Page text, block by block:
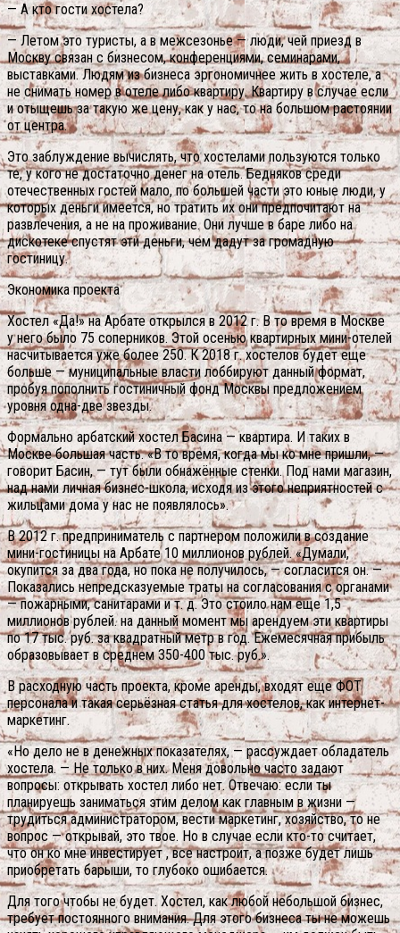
— А кто гости хостела?
— Летом это туристы, а в межсезонье — люди, чей приезд в
Москву связан с бизнесом, конференциями, семинарами,
выставками. Людям из бизнеса эргономичнее жить в хостеле, а
не снимать номер в отеле либо квартиру. Квартиру в случае если
и отыщешь за такую же цену, как у нас, то на большом растоянии
от центра.
Это заблуждение вычислять, что хостелами пользуются только
те, у кого не достаточно денег на отель. Бедняков среди
отечественных гостей мало, по большей части это юные люди, у
которых деньги имеется, но тратить их они предпочитают на
развлечения, а не на проживание. Они лучше в баре либо на
дискотеке спустят эти деньги, чем дадут за громадную
гостиницу.
Экономика проекта
Хостел «Да!» на Арбате открылся в 2012 г. В то время в Москве
у него было 75 соперников. Этой осенью квартирных мини-отелей
насчитывается уже более 250. К 2018 г. хостелов будет еще
больше — муниципальные власти лоббируют данный формат,
пробуя пополнить гостиничный фонд Москвы предложением
уровня одна-две звезды.
Формально арбатский хостел Басина — квартира. И таких в
Москве большая часть. «В то время, когда мы ко мне пришли, —
говорит Басин, — тут были обнажённые стенки. Под нами магазин,
над нами личная бизнес-школа, исходя из этого неприятностей с
жильцами дома у нас не появлялось».
В 2012 г. предприниматель с партнером положили в создание
мини-гостиницы на Арбате 10 миллионов рублей. «Думали,
окупится за два года, но пока не получилось, — согласится он. —
Показались непредсказуемые траты на согласования с органами
— пожарными, санитарами и т. д. Это стоило нам еще 1,5
миллионов рублей. на данный момент мы арендуем эти квартиры
по 17 тыс. руб. за квадратный метр в год. Ежемесячная прибыль
образовывает в среднем 350-400 тыс. руб.».
В расходную часть проекта, кроме аренды, входят еще ФОТ
персонала и такая серьёзная статья для хостелов, как интернет-
маркетинг.
«Но дело не в денежных показателях, — рассуждает обладатель
хостела. — Не только в них. Меня довольно часто задают
вопросы: открывать хостел либо нет. Отвечаю: если ты
планируешь заниматься этим делом как главным в жизни —
трудиться администратором, вести маркетинг, хозяйство, то не
вопрос — открывай, это твое. Но в случае если кто-то считает,
что он ко мне инвестирует , все настроит, а позже будет лишь
приобретать барыши, то глубоко ошибается.
Для того чтобы не будет. Хостел, как любой небольшой бизнес,
требует постоянного внимания. Для этого бизнеса ты не можешь